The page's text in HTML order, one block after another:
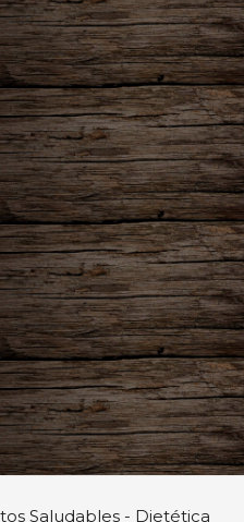
Saludables - Dietética